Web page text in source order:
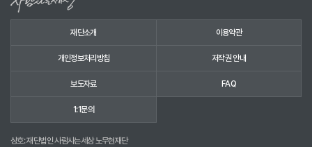
재단소개 이용약관
개인정보처리방침 저작권 안내
보도자료 FAQ
1:1문의
상호: 재단법인 사람사는세상 노무현재단